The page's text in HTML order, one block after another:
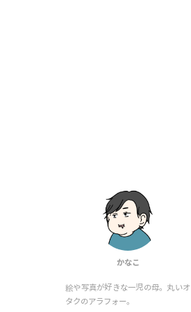
かなこ
絵や写真が好きな一児の母。丸いオ
タクのアラフォー。